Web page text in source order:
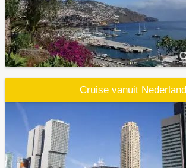
Cruise vanuit Nederland